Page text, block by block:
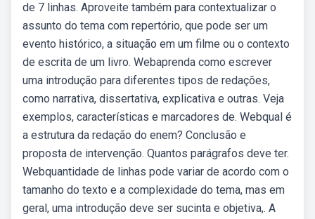
de 7 linhas. Aproveite também para contextualizar o
assunto do tema com repertório, que pode ser um
evento histórico, a situação em um filme ou o contexto
de escrita de um livro. Webaprenda como escrever
uma introdução para diferentes tipos de redações,
como narrativa, dissertativa, explicativa e outras. Veja
exemplos, características e marcadores de. Webqual é
a estrutura da redação do enem? Conclusão e
proposta de intervenção. Quantos parágrafos deve ter.
Webquantidade de linhas pode variar de acordo com o
tamanho do texto e a complexidade do tema, mas em
geral, uma introdução deve ser sucinta e objetiva,. A